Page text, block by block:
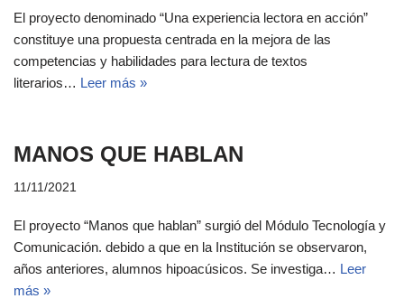
El proyecto denominado “Una experiencia lectora en acción”
constituye una propuesta centrada en la mejora de las
competencias y habilidades para lectura de textos
literarios… Leer más »
MANOS QUE HABLAN
11/11/2021
El proyecto “Manos que hablan” surgió del Módulo Tecnología y
Comunicación. debido a que en la Institución se observaron,
años anteriores, alumnos hipoacúsicos. Se investiga… Leer
más »